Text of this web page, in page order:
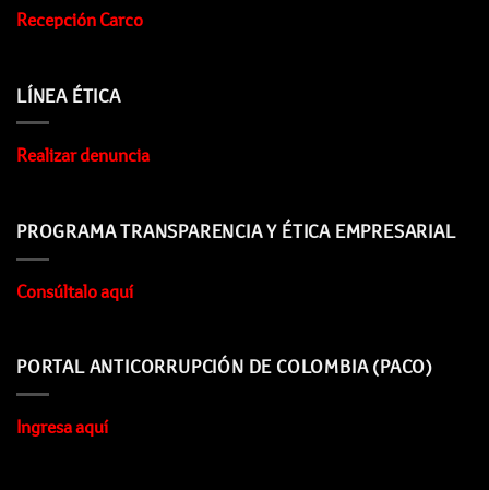
Recepción Carco
LÍNEA ÉTICA
Realizar denuncia
PROGRAMA TRANSPARENCIA Y ÉTICA EMPRESARIAL
Consúltalo aquí
PORTAL ANTICORRUPCIÓN DE COLOMBIA (PACO)
Ingresa aquí